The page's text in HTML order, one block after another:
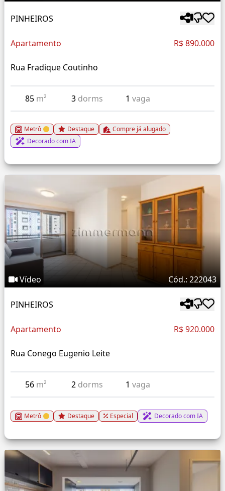
PINHEIROS
Apartamento R$ 890.000
Rua Fradique Coutinho
85 m² 3 dorms 1vaga
Metrô Destaque
Compre já alugado
Decorado com IA
Vídeo Cód.: 222043
PINHEIROS
Apartamento R$ 920.000
Rua Conego Eugenio Leite
56 m² 2 dorms 1vaga
Metrô Destaque Especial Decorado com IA